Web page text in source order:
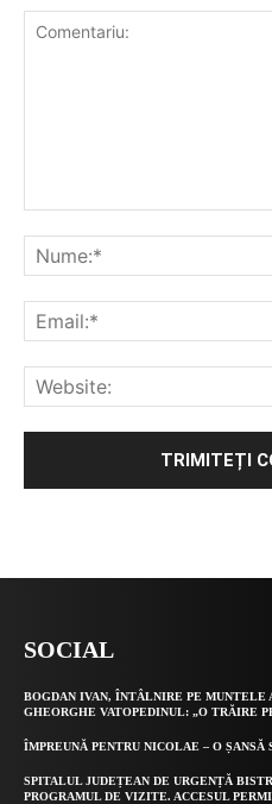
SOCIAL
BOGDAN IVAN, ÎNTÂLNIRE PE MUNTELE
GHEORGHE VATOPEDINUL: „O TRĂIRE
ÎMPREUNĂ PENTRU NICOLAE – O
SPITALUL JUDEȚEAN DE URGENȚĂ
PROGRAMUL DE VIZITE. ACCESUL